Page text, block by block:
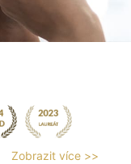
Zobrazit více >>